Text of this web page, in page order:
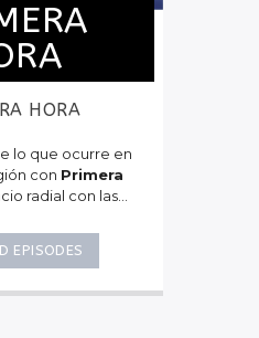
HORA
lo que ocurre en
con Primera
radial con las
EPISODES